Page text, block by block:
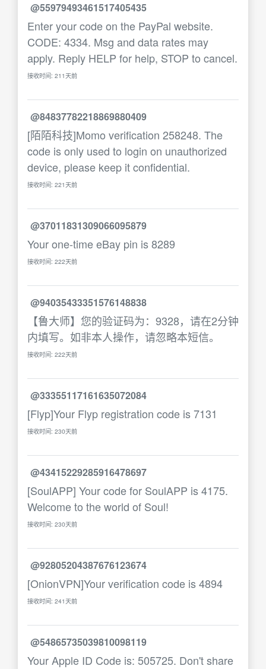
@55979493461517405435
Enter your code on the PayPal website.
CODE: 4334. Msg and data rates may
apply. Reply HELP for help, STOP to cancel.
接收时间: 211天前
@84837782218869880409
[陌陌科技]Momo verification 258248. The
code is only used to login on unauthorized
device, please keep it confidential.
接收时间: 221天前
@37011831309066095879
Your one-time eBay pin is 8289
接收时间: 222天前
@94035433351576148838
【鲁大师】您的验证码为：9328，请在2分钟
内填写。如非本人操作，请忽略本短信。
接收时间: 222天前
@33355117161635072084
[Flyp]Your Flyp registration code is 7131
接收时间: 230天前
@43415229285916478697
[SoulAPP] Your code for SoulAPP is 4175.
Welcome to the world of Soul!
接收时间: 230天前
@92805204387676123674
[OnionVPN]Your verification code is 4894
接收时间: 241天前
@54865735039810098119
Your Apple ID Code is: 505725. Don't share